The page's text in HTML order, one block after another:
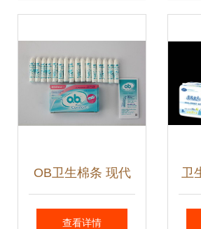
指南
OB卫生棉条 现代
女性的个人卫生优
查看详情
卫